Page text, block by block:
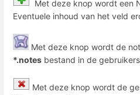
Met deze knop wordt een
Eventuele inhoud van het veld
Met deze knop wordt de
*.notes bestand in de
Met deze knop wordt de